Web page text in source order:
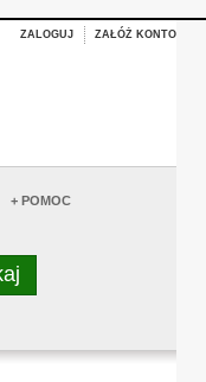
ZALOGUJ ZAŁÓŻ KONTO
+ POMOC